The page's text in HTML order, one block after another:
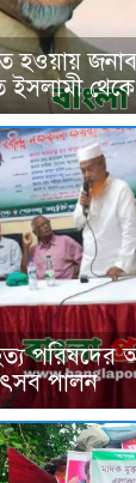
হওয়ায়
থেকে
পরিষদের
পালন